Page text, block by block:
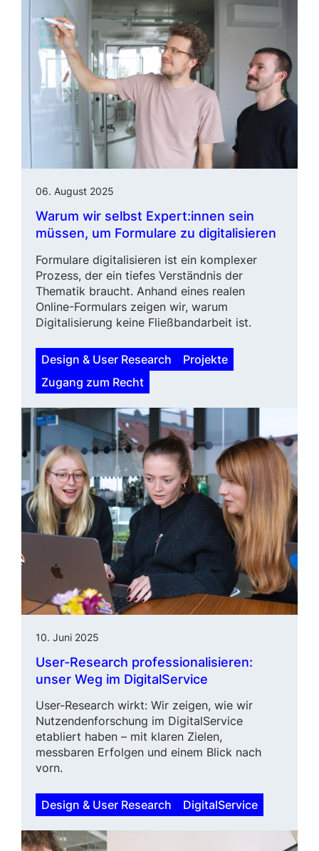
06. August 2025
Warum wir selbst Expert:innen sein
müssen, um Formulare zu digitalisieren
Formulare digitalisieren ist ein kom­plexer
Prozess, der ein tiefes Verständnis der
Thematik braucht. Anhand eines realen
Online-Formu­lars zeigen wir, warum
Digitalisierung keine Fließbandarbeit ist.
Design & User Research
Projekte
Zugang zum Recht
10. Juni 2025
User-Research professiona­lisie­ren:
unser Weg im DigitalService
User-Research wirkt: Wir zeigen, wie wir
Nutzenden­for­schung im DigitalService
etabliert haben – mit klaren Zielen,
messbaren Erfolgen und einem Blick nach
vorn.
Design & User Research DigitalService